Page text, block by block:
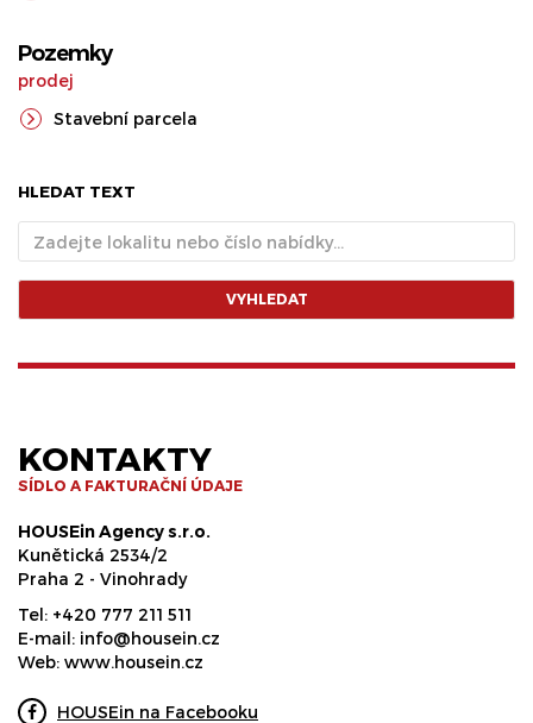
Pozemky
prodej
Stavební parcela
HLEDAT TEXT
VYHLEDAT
KONTAKTY
SÍDLO A FAKTURAČNÍ ÚDAJE
HOUSEin Agency s.r.o.
Kunětická 2534/2
Praha 2 - Vinohrady
Tel: +420 777 211 511
E-mail: info@housein.cz
Web: www.housein.cz
HOUSEin na Facebooku